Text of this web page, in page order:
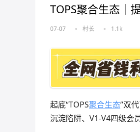
TOPS聚合生态｜
07-07 村长 1.1k
起底“TOPS聚合生态”双
沉淀陷阱、V1-V4四级会